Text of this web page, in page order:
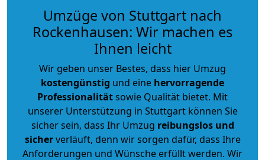
Umzüge von Stuttgart nach
Rockenhausen: Wir machen es
Ihnen leicht
Wir geben unser Bestes, dass hier Umzug
kostengünstig und eine hervorragende
Professionalitätsowie Qualität bietet. Mit
unserer Unterstützung in Stuttgart können Sie
sicher sein, dass Ihr Umzug reibungslos und
sicherverläuft, denn wir sorgen dafür, dass Ihre
Anforderungen und Wünsche erfüllt werden. Wir